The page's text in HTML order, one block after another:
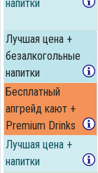
напитки
Лучшая цена +
безалкогольные
напитки
Бесплатный
апгрейд кают +
Premium Drinks
Лучшая цена +
напитки